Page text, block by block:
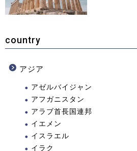
country
アジア
アゼルバイジャン
アフガニスタン
アラブ首長国連邦
イエメン
イスラエル
イラク